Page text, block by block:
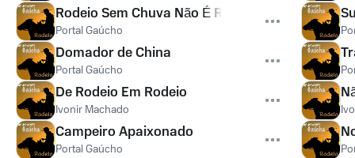
Rodeio Sem Chuva Não É Rodeio
Portal Gaúcho
Domador de China
Portal Gaúcho
De Rodeio Em Rodeio
Ivonir Machado
Campeiro Apaixonado
Portal Gaúcho